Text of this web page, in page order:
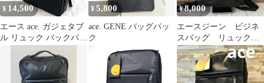
¥ 14,500
エース ace. ガジェタブ
ル リュック バックパッ
ク ネイビー 2way
¥5,800
ace. GENE バッグパッ
ク
¥8,000
エースジーン ビジネ
スバッグ リュック
薄型 黒 PC キャリ
ーオン ブラック